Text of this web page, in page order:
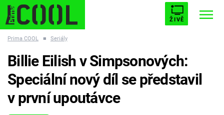
ŽIVĚ
ESCAPE PLNEJ KOTEL AVENGERS 5
Prima COOL ■ Seriály
Billie Eilish v Simpsonových:
Speciální nový díl se představil
v první upoutávce